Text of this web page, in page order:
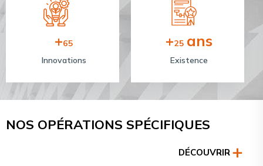
+65
Innovations
+25 ans
Existence
NOS OPÉRATIONS SPÉCIFIQUES
DÉCOUVRIR